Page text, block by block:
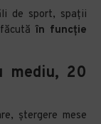
de sport, spații
făcutăîn funcție
mediu, 20
ștergere mese